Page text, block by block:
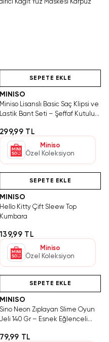
Kağıt Yüz Maskesi Karpuz
Tükenmeden Satın Al
SEPETE EKLE
MINISO
Miniso Lisanslı Basic Saç Klipsi ve
Lastik Bant Seti – Şeffaf Kutulu
299,99 TL
Miniso
Özel Koleksiyon
SEPETE EKLE
MINISO
Hello Kitty Çift Sleew Top
Kumbara
139,99 TL
Miniso
Özel Koleksiyon
SEPETE EKLE
MINISO
Sino Neon Zıplayan Slime Oyun
Jeli 140 Gr – Esnek Eğlenceli
79,99 TL